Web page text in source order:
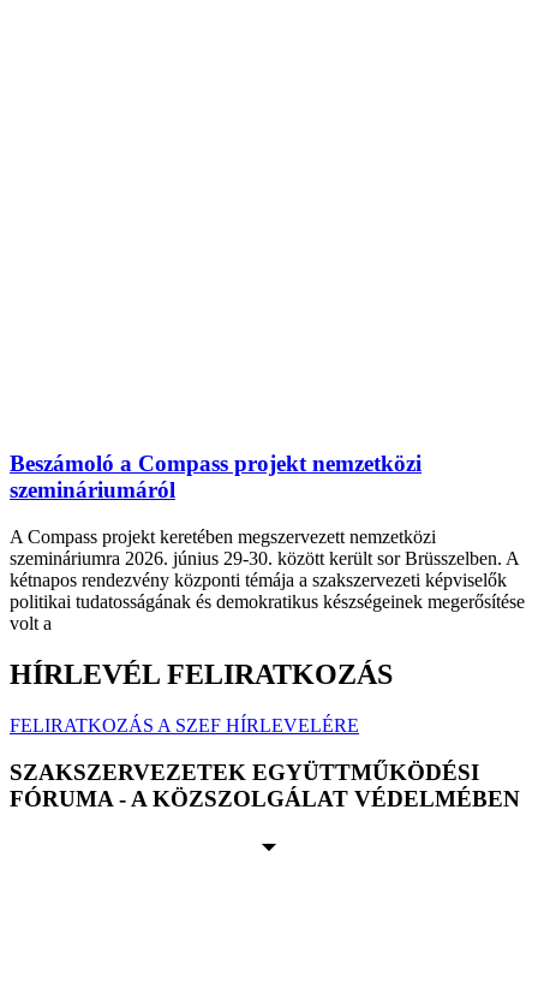
Beszámoló a Compass projekt nemzetközi
szemináriumáról
A Compass projekt keretében megszervezett nemzetközi
szemináriumra 2026. június 29-30. között került sor Brüsszelben. A
kétnapos rendezvény központi témája a szakszervezeti képviselők
politikai tudatosságának és demokratikus készségeinek megerősítése
volt a
HÍRLEVÉL FELIRATKOZÁS
FELIRATKOZÁS A SZEF HÍRLEVELÉRE
SZAKSZERVEZETEK EGYÜTTMŰKÖDÉSI
FÓRUMA - A KÖZSZOLGÁLAT VÉDELMÉBEN